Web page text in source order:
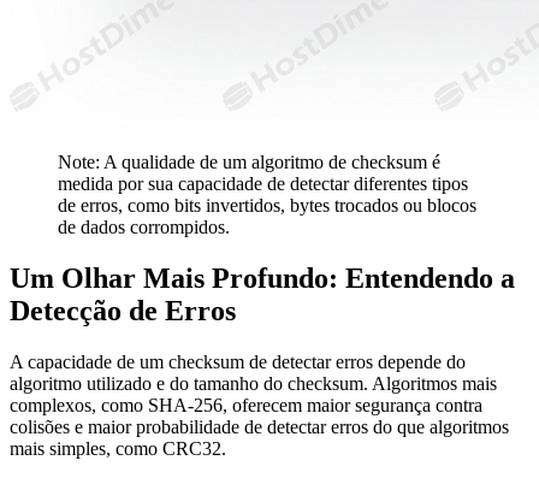
Note: A qualidade de um algoritmo de checksum é
medida por sua capacidade de detectar diferentes tipos
de erros, como bits invertidos, bytes trocados ou blocos
de dados corrompidos.
Um Olhar Mais Profundo: Entendendo a
Detecção de Erros
A capacidade de um checksum de detectar erros depende do
algoritmo utilizado e do tamanho do checksum. Algoritmos mais
complexos, como SHA-256, oferecem maior segurança contra
colisões e maior probabilidade de detectar erros do que algoritmos
mais simples, como CRC32.